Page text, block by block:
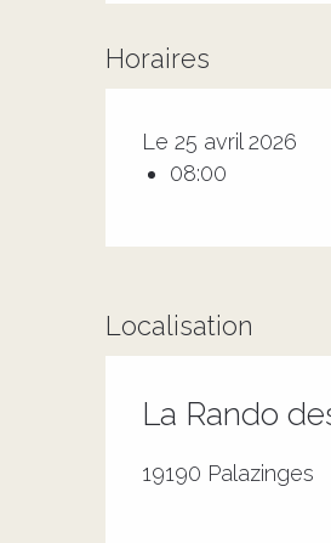
Horaires
Le 25 avril 2026
08:00
Localisation
La Rando
19190 Palazinges